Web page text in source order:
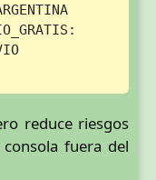
reduce riesgos
fuera del